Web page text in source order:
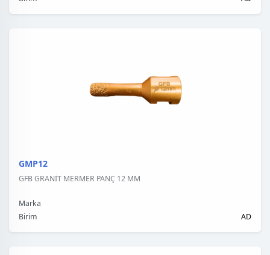
GMP12
GFB GRANİT MERMER PANÇ 12 MM
Marka
Birim
AD